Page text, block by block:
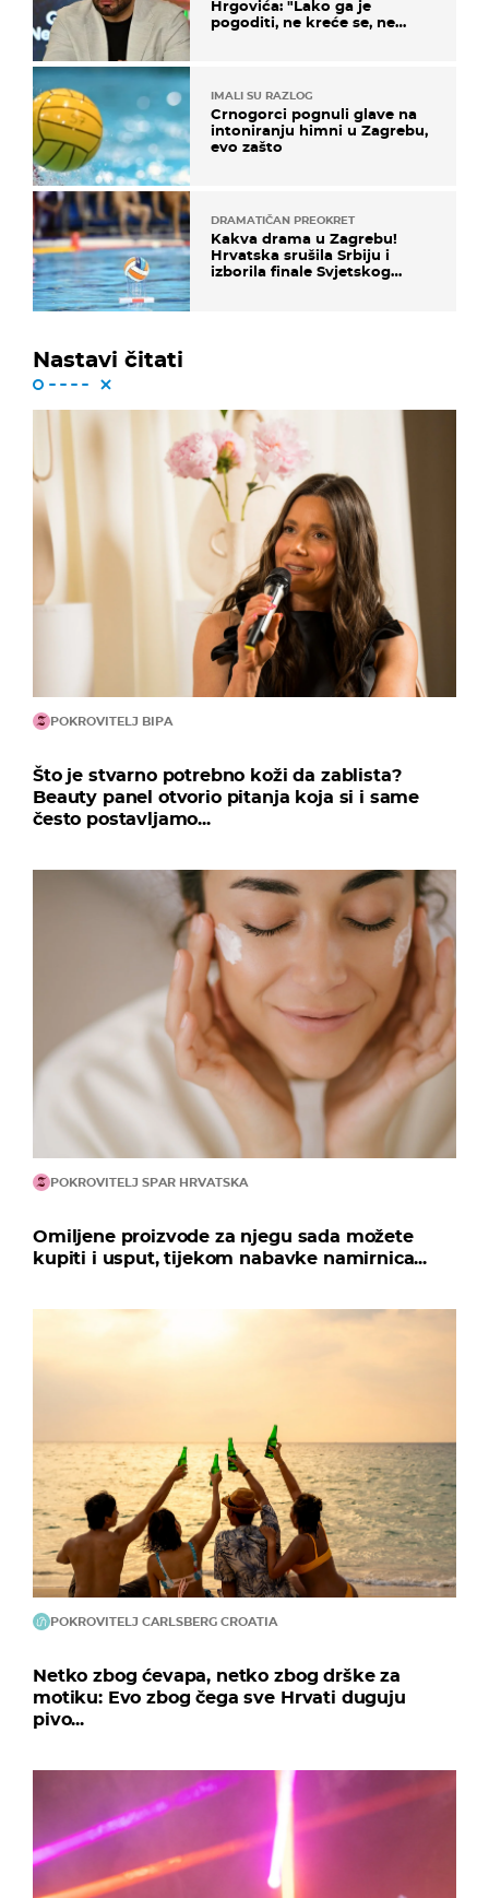
Hrgovića: "Lako ga je
pogoditi, ne kreće se, ne
IMALI SU RAZLOG
Crnogorci pognuli glave na
intoniranju himni u Zagrebu,
evo zašto
DRAMATIČAN PREOKRET
Kakva drama u Zagrebu!
Hrvatska srušila Srbiju i
izborila finale Svjetskog
Nastavi čitati
POKROVITELJ BIPA
Što je stvarno potrebno koži da zablista?
Beauty panel otvorio pitanja koja si i same
često postavljamo...
POKROVITELJ SPAR HRVATSKA
Omiljene proizvode za njegu sada možete
kupiti i usput, tijekom nabavke namirnica...
POKROVITELJ CARLSBERG CROATIA
Netko zbog ćevapa, netko zbog drške za
motiku: Evo zbog čega sve Hrvati duguju
pivo...